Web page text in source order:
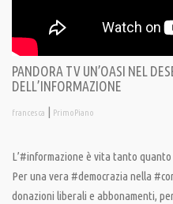
PANDORA TV UN’OASI NEL
DELL’INFORMAZIONE
francesca | PrimoPiano
L’#informazione è vita tanto
Per una vera #democrazia nella
donazioni liberali e abbonamenti,